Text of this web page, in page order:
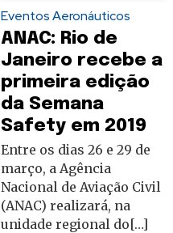
Eventos Aeronáuticos
ANAC: Rio de
Janeiro recebe a
primeira edição
da Semana
Safety em 2019
Entre os dias 26 e 29 de
março, a Agência
Nacional de Aviação Civil
(ANAC) realizará, na
unidade regional do[…]